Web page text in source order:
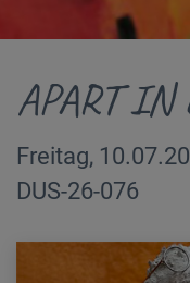
APART IN
Freitag,
DUS-26-076